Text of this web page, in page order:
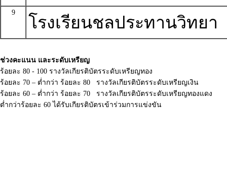
9
โรงเรียนชลประทานวิทยา
ช่วงคะแนน และระดับเหรียญ
ร้อยละ 80 - 100 รางวัลเกียรติบัตรระดับเหรียญทอง
ร้อยละ 70 – ต่ำกว่า ร้อยละ 80 รางวัลเกียรติบัตรระดับเหรียญเงิน
ร้อยละ 60 – ต่ำกว่า ร้อยละ 70 รางวัลเกียรติบัตรระดับเหรียญทองแดง
ต่ำกว่าร้อยละ 60 ได้รับเกียรติบัตรเข้าร่วมการแข่งขัน